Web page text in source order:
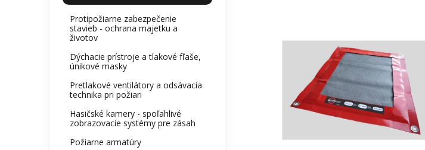
Protipožiarne zabezpečenie
stavieb - ochrana majetku a
životov
Dýchacie prístroje a tlakové fľaše,
únikové masky
Pretlakové ventilátory a odsávacia
technika pri požiari
Hasičské kamery - spoľahlivé
zobrazovacie systémy pre zásah
Požiarne armatúry